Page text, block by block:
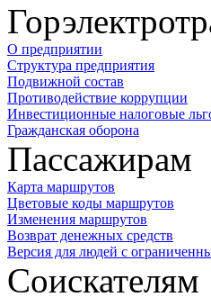
О предприятии
Структура предприятия
Подвижной состав
Противодействие коррупции
Инвестиционные налоговые
Гражданская оборона
Пассажирам
Карта маршрутов
Цветовые коды маршрутов
Изменения маршрутов
Возврат денежных средств
Версия для людей с
Соискателям